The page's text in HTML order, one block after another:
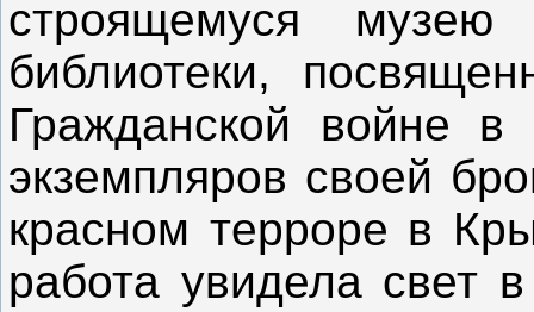
строящемуся
библиотеки,
Гражданской войне в
экземпляров своей
красном терроре в
работа увидела свет